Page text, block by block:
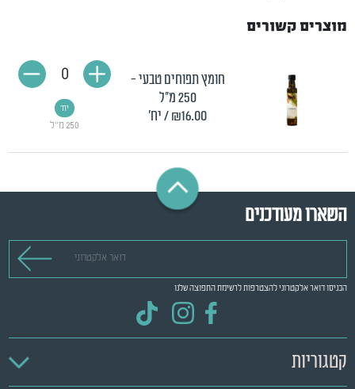
מוצרים קשורים
חומץ תפוחים טבעי -
250 מ"ל
₪16.00/ יח'
250 מ"ל
יח'
0
השארו מעודכנים
הכניסו דואר אלקטרוני להצטרפות לרשימת התפוצה שלנו
קטגוריות